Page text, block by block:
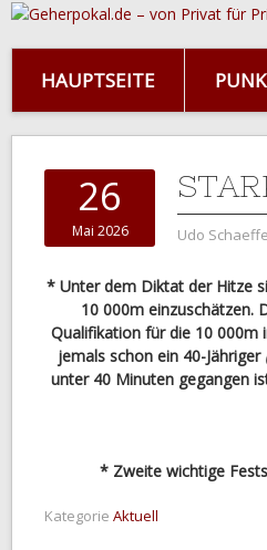
HAUPTSEITE
26
Mai 2026 Udo
* Unter dem Diktat der Hitze
10 000m einzuschätzen.
Qualifikation für die 10 000m
jemals schon ein 40-Jähriger
unter 40 Minuten gegangen
* Zweite wichtige
Kategorie Aktuell